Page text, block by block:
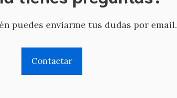
puedes enviarme tus dudas por email.
Contactar